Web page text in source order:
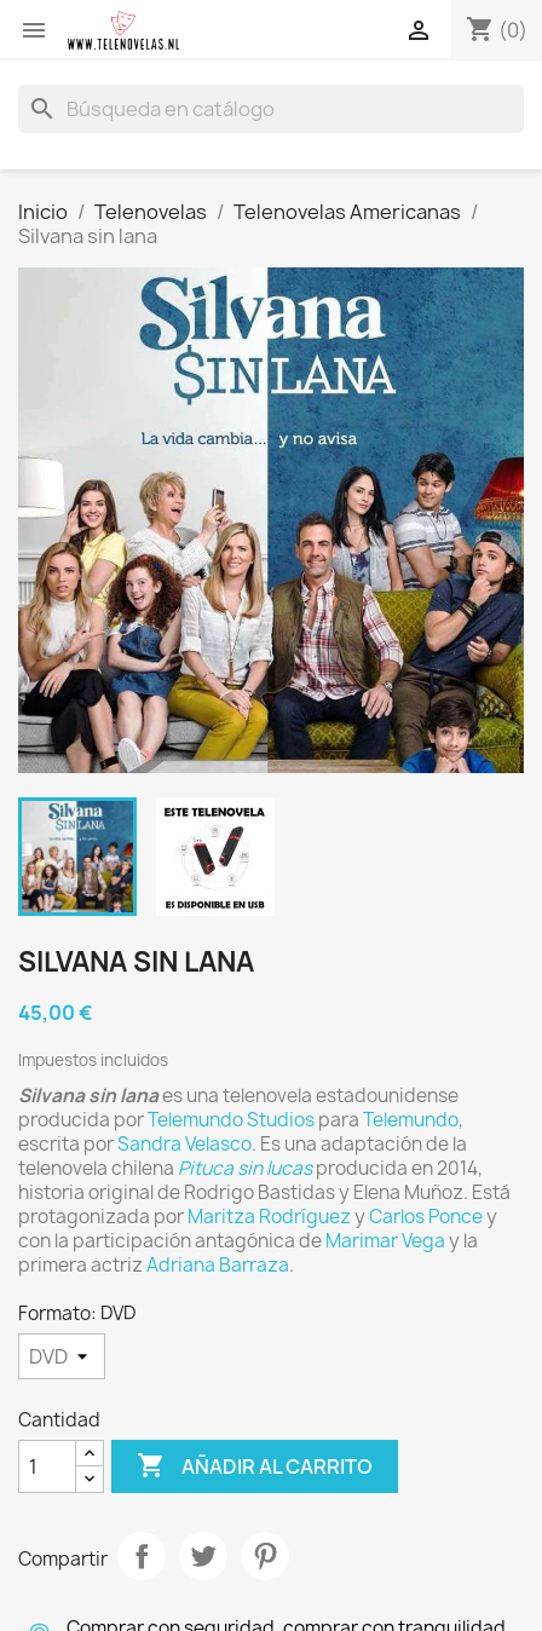
 shopping_cart (0)

search
Inicio Telenovelas
Telenovelas Americanas
Silvana sin lana
SILVANA SIN LANA
45,00 €
Impuestos incluidos
Silvana sin lanaes una telenovela estadounidense
producida porTelemundo StudiosparaTelemundo,
escrita porSandra Velasco. Es una adaptación de la
telenovela chilena Pituca sin lucasproducida en 2014,
historia original de Rodrigo Bastidas y Elena Muñoz. Está
protagonizada porMaritza RodríguezyCarlos Poncey
con la participación antagónica deMarimar Vegay la
primera actrizAdriana Barraza.
Formato: DVD
Cantidad
 AÑADIR AL CARRITO
Compartir